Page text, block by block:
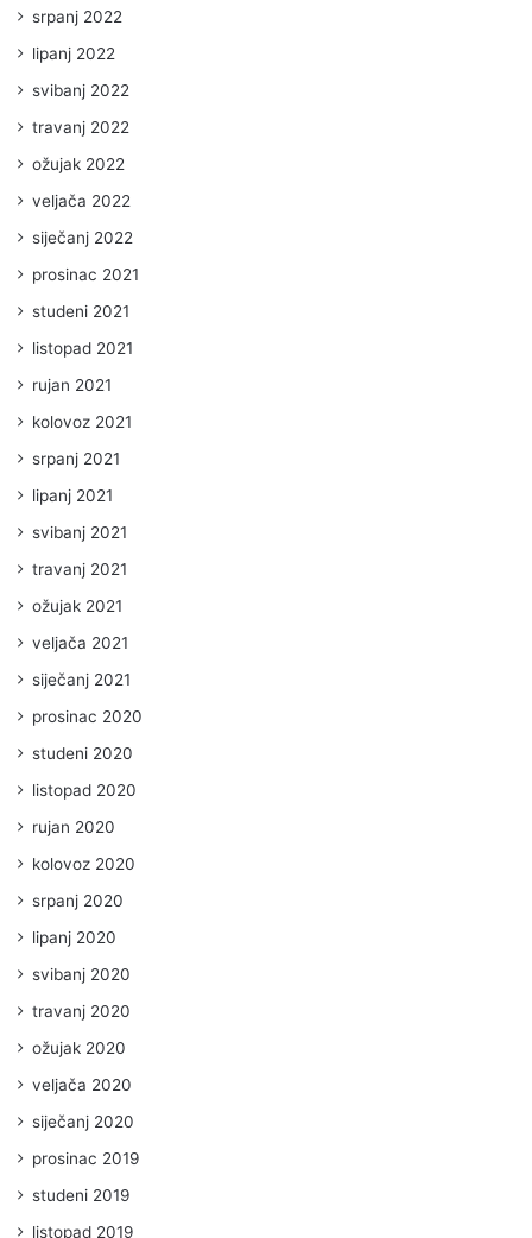
srpanj 2022
lipanj 2022
svibanj 2022
travanj 2022
ožujak 2022
veljača 2022
siječanj 2022
prosinac 2021
studeni 2021
listopad 2021
rujan 2021
kolovoz 2021
srpanj 2021
lipanj 2021
svibanj 2021
travanj 2021
ožujak 2021
veljača 2021
siječanj 2021
prosinac 2020
studeni 2020
listopad 2020
rujan 2020
kolovoz 2020
srpanj 2020
lipanj 2020
svibanj 2020
travanj 2020
ožujak 2020
veljača 2020
siječanj 2020
prosinac 2019
studeni 2019
listopad 2019